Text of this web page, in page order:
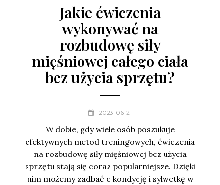
Jakie ćwiczenia
wykonywać na
rozbudowę siły
mięśniowej całego ciała
bez użycia sprzętu?
2023-06-21
W dobie, gdy wiele osób poszukuje
efektywnych metod treningowych, ćwiczenia
na rozbudowę siły mięśniowej bez użycia
sprzętu stają się coraz popularniejsze. Dzięki
nim możemy zadbać o kondycję i sylwetkę w